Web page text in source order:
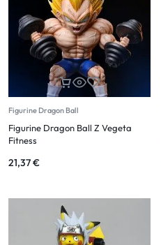
Figurine Dragon Ball
Figurine Dragon Ball Z Vegeta
Fitness
21,37€